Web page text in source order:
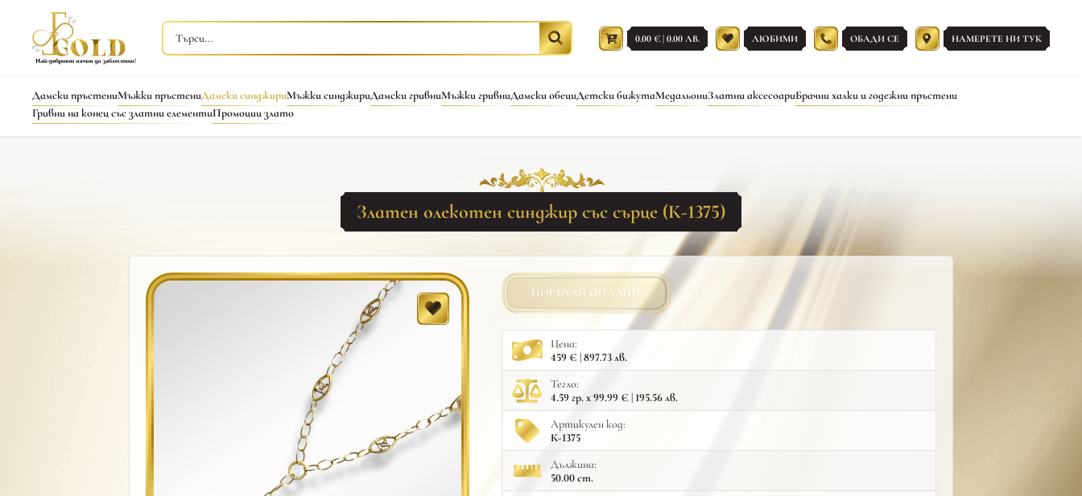
0.00 € | 0.00 ЛВ. ЛЮБИМИ ОБАДИ СЕ НАМЕРЕТЕ НИ ТУК
Дамски пръстениМъжки пръстениДамски синджириМъжки синджириДамски гривниМъжки гривниДамски обециДетски бижутаМедальониЗлатни аксесоариБрачни халки и годежни пръстени
Гривни на конец със златни елементиПромоции злато
Златен олекотен синджир със сърце (К-1375)
ПОРЪЧАЙ ОНЛАЙН
Цена:
459 € | 897.73 лв.
Тегло:
4.59 гр. x 99.99 € | 195.56 лв.
Артикулен код:
К-1375
Дължина:
50.00 cm.